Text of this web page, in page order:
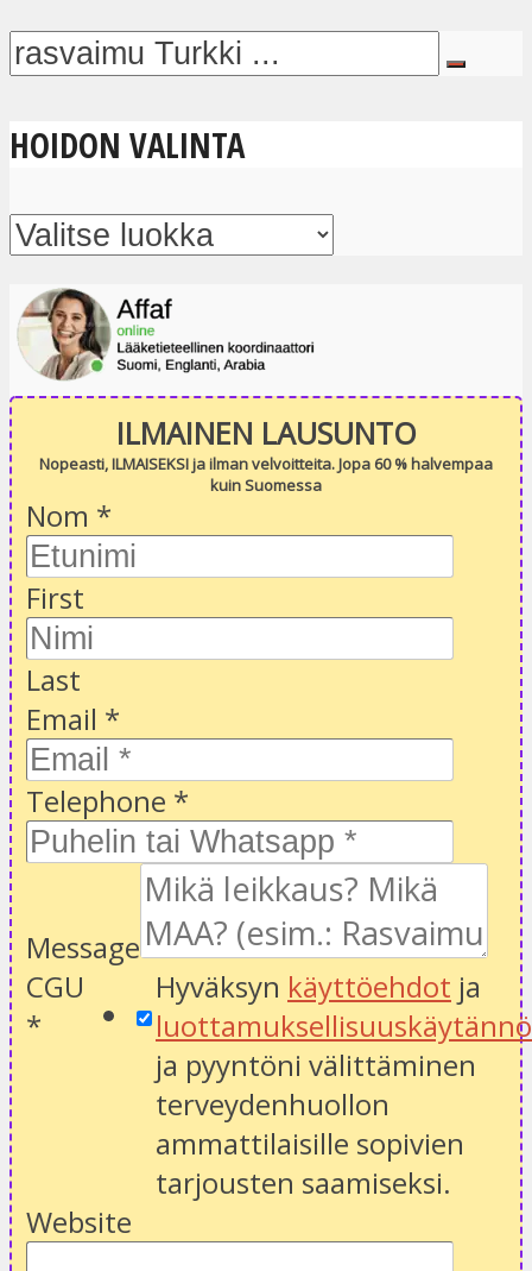
HOIDON VALINTA
ILMAINEN LAUSUNTO
Nopeasti, ILMAISEKSI ja ilman velvoitteita. Jopa 60 % halvempaa
kuin Suomessa
Nom *
First
Last
Email *
Telephone *
Message
CGU
*
Hyväksyn käyttöehdot ja
ja pyyntöni välittäminen
terveydenhuollon
ammattilaisille sopivien
tarjousten saamiseksi.
Website